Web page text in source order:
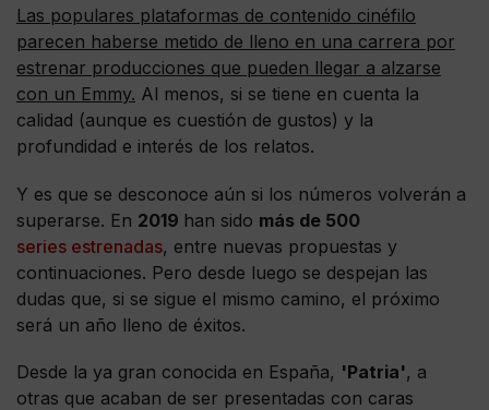
Las populares plataformas de contenido cinéfilo
parecen haberse metido de lleno en una carrera por
estrenar producciones que pueden llegar a alzarse
con un Emmy. Al menos, si se tiene en cuenta la
calidad (aunque es cuestión de gustos) y la
profundidad e interés de los relatos.
Y es que se desconoce aún si los números volverán a
superarse. En 2019 han sido más de 500
series estrenadas, entre nuevas propuestas y
continuaciones. Pero desde luego se despejan las
dudas que, si se sigue el mismo camino, el próximo
será un año lleno de éxitos.
Desde la ya gran conocida en España, 'Patria', a
otras que acaban de ser presentadas con caras